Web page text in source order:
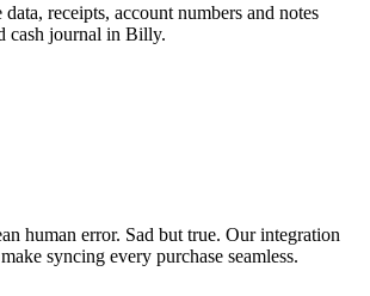
receipts, account numbers and notes
cash journal in Billy.
human error. Sad but true. Our integration
syncing every purchase seamless.